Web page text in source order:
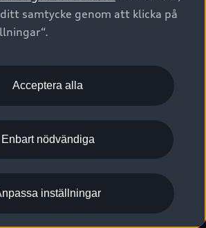
livsstilsartiklar
ned - Hur påverkas min bil av detta?
Audi Återförsäljare
om dataläcka
Juridiskt Audi AG
Giveaway
för cookies
samtycke genom att klicka på
Acceptera alla
Enbart nödvändiga
inställningar